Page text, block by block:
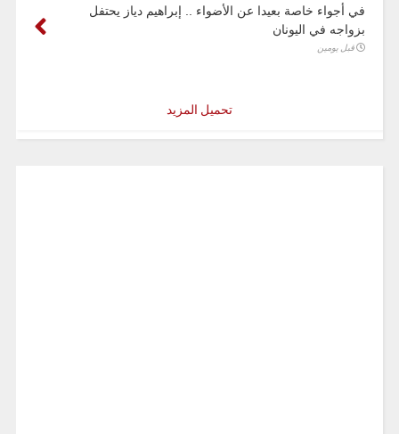
في أجواء خاصة بعيدا عن الأضواء .. إبراهيم دياز يحتفل
بزواجه في اليونان
قبل يومين
تحميل المزيد